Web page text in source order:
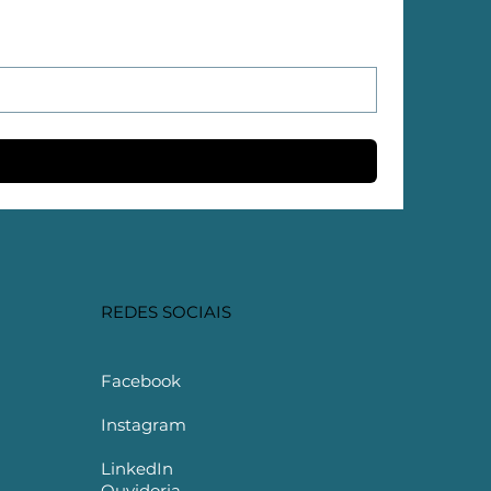
REDES SOCIAIS
Facebook
Instagram
LinkedIn